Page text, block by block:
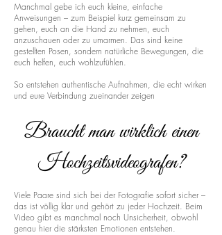
Manchmal gebe ich euch kleine, einfache
Anweisungen – zum Beispiel kurz gemeinsam zu
gehen, euch an die Hand zu nehmen, euch
anzuschauen oder zu umarmen. Das sind keine
gestellten Posen, sondern natürliche Bewegungen, die
euch helfen, euch wohlzufühlen.
So entstehen authentische Aufnahmen, die echt wirken
und eure Verbindung zueinander zeigen
Braucht man wirklich einen
Hochzeitsvideografen?
Viele Paare sind sich bei der Fotografie sofort sicher –
das ist völlig klar und gehört zu jeder Hochzeit. Beim
Video gibt es manchmal noch Unsicherheit, obwohl
genau hier die stärksten Emotionen entstehen.